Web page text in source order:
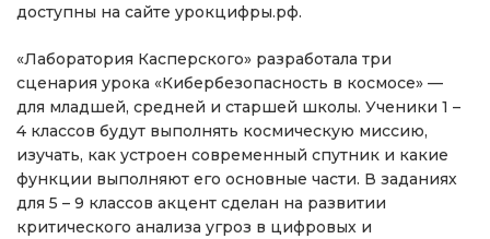
доступны на сайте урокцифры.рф.
«Лаборатория Касперского» разработала три
сценария урока «Кибербезопасность в космосе» —
для младшей, средней и старшей школы. Ученики 1 –
4 классов будут выполнять космическую миссию,
изучать, как устроен современный спутник и какие
функции выполняют его основные части. В заданиях
для 5 – 9 классов акцент сделан на развитии
критического анализа угроз в цифровых и